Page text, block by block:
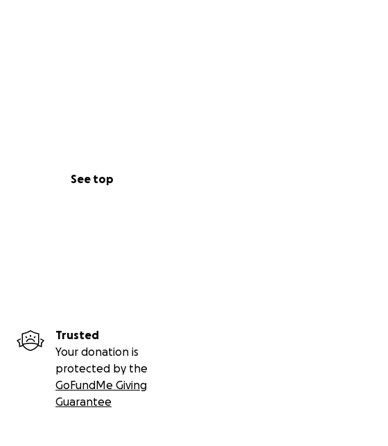
See top
Trusted
Your donation is
protected by the
GoFundMe Giving
Guarantee